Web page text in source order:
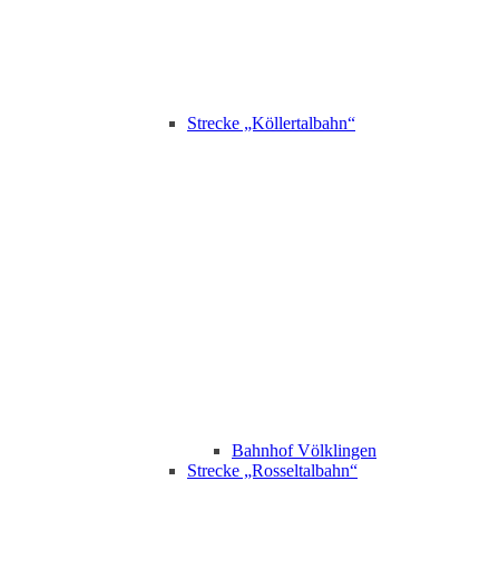
Strecke „Köllertalbahn“
Bahnhof Völklingen
Strecke „Rosseltalbahn“